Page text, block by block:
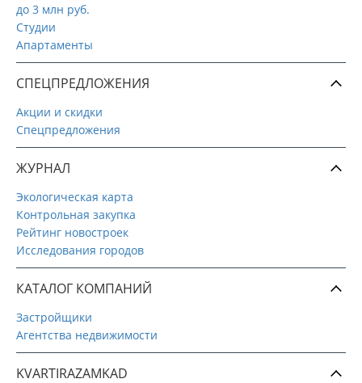
до 3 млн руб.
Студии
Апартаменты
СПЕЦПРЕДЛОЖЕНИЯ
Акции и скидки
Спецпредложения
ЖУРНАЛ
Экологическая карта
Контрольная закупка
Рейтинг новостроек
Исследования городов
КАТАЛОГ КОМПАНИЙ
Застройщики
Агентства недвижимости
KVARTIRAZAMKAD